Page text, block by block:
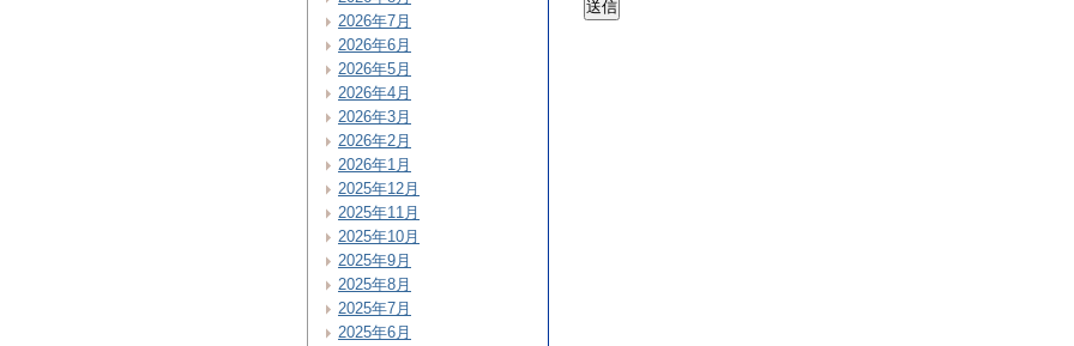
2026年7月
2026年6月
2026年5月
2026年4月
2026年3月
2026年2月
2026年1月
2025年12月
2025年11月
2025年10月
2025年9月
2025年8月
2025年7月
2025年6月